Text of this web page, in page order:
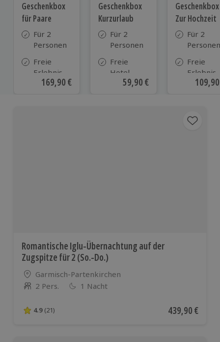
Geschenkbox
für Paare
Für 2
Personen
Freie
Erlebnis-
Auswahl
Aktueller Preis
169,90 €
Geschenkbox
Kurzurlaub
Für 2
Personen
Freie
Hotel-
Auswahl
Aktueller Preis
59,90 €
Geschenkbox
Zur Hochzeit
Für 2
Personen
Freie
Erlebnis-
Auswahl
Romantische Iglu-Übernachtung auf der
Zugspitze für 2 (So.-Do.)
Standort
Garmisch-Partenkirchen
Anzahl der Teilnehmer
2 Pers. 1 Nacht
4.9 von 5 Sternen basierend auf 21 Bewertungen
4.9 (21) Aktueller Preis
439,90 €